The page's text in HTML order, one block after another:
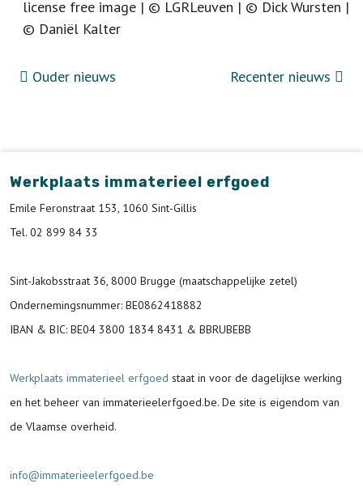
license free image | © LGRLeuven | © Dick Wursten |
© Daniël Kalter
Ouder nieuws Recenter nieuws
Werkplaats immaterieel erfgoed
Emile Feronstraat 153, 1060 Sint-Gillis
Tel. 02 899 84 33
Sint-Jakobsstraat 36, 8000 Brugge (maatschappelijke zetel)
Ondernemingsnummer: BE0862418882
IBAN & BIC: BE04 3800 1834 8431 & BBRUBEBB
Werkplaats immaterieel erfgoed staat in voor de dagelijkse werking
en het beheer van immaterieelerfgoed.be. De site is eigendom van
de Vlaamse overheid.
info@immaterieelerfgoed.be